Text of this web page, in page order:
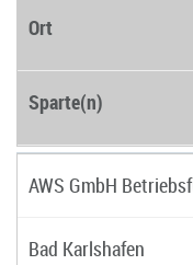
Ort
Sparte(n)
AWS GmbH
Bad Karlshafen